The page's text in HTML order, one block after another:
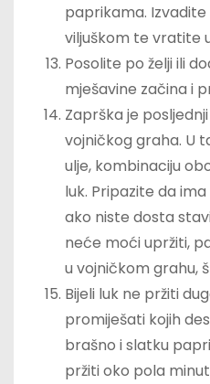
paprikama.
viljuškom te vratite
Posolite po želji ili
mješavine začina i
Zaprška je
vojničkog graha. U
ulje, kombinaciju
luk. Pripazite da
ako niste dosta
neće moći upržiti,
u vojničkom grahu,
Bijeli luk ne pržiti
promiješati kojih
brašno i slatku
pržiti oko pola